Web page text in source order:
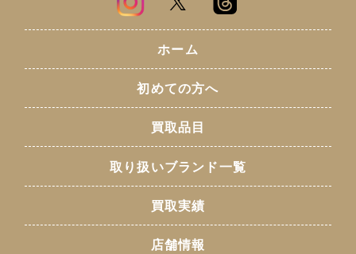
ホーム
初めての方へ
買取品目
取り扱いブランド一覧
買取実績
店舗情報